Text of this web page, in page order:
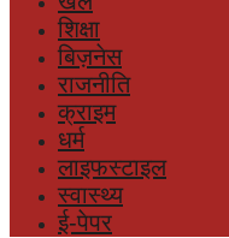
शिक्षा
बिज़नेस
राजनीति
क्राइम
धर्म
लाइफस्टाइल
स्वास्थ्य
ई-पेपर